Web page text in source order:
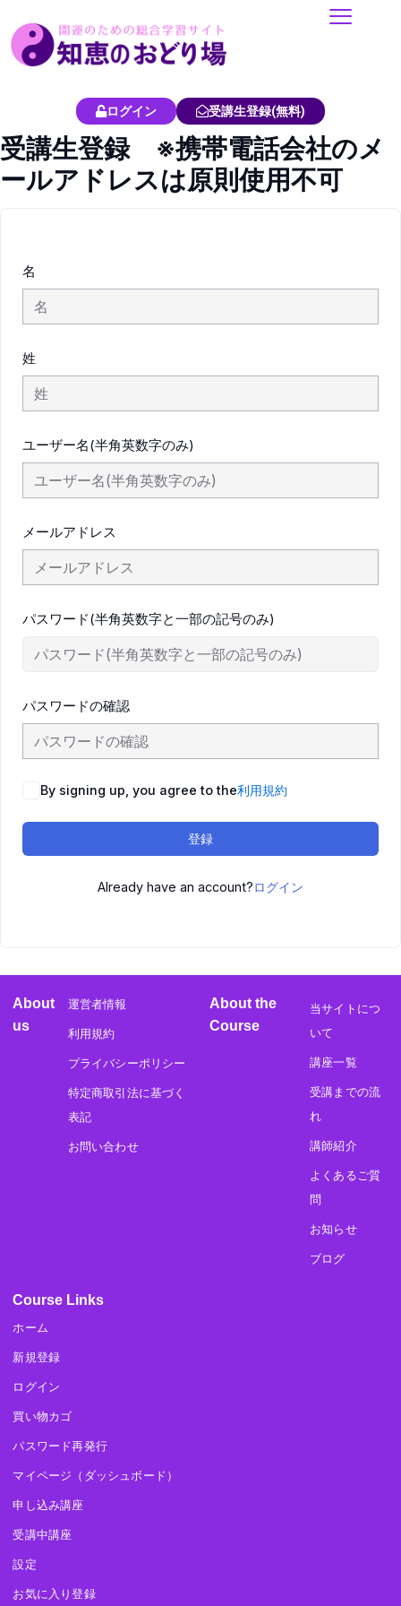
容
ッ
プ
ログイン 受講生登録(無料)
受講生登録 ※携帯電話会社のメ
ールアドレスは原則使用不可
名
姓
ユーザー名(半角英数字のみ)
メールアドレス
パスワード(半角英数字と一部の記号のみ)
パスワードの確認
By signing up, you agree to the利用規約
登録
Already have an account?ログイン
About
us
運営者情報
利用規約
プライバシーポリシー
特定商取引法に基づく
表記
お問い合わせ
About the
Course
当サイトにつ
いて
講座一覧
受講までの流
れ
講師紹介
よくあるご質
問
お知らせ
ブログ
Course Links
ホーム
新規登録
ログイン
買い物カゴ
パスワード再発行
マイページ（ダッシュボード）
申し込み講座
受講中講座
設定
お気に入り登録